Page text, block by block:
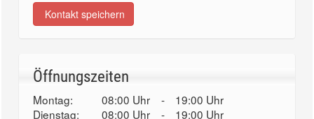
Kontakt speichern
Öffnungszeiten
Montag: 08:00 Uhr -
19:00 Uhr
Dienstag:
08:00 Uhr -
19:00 Uhr